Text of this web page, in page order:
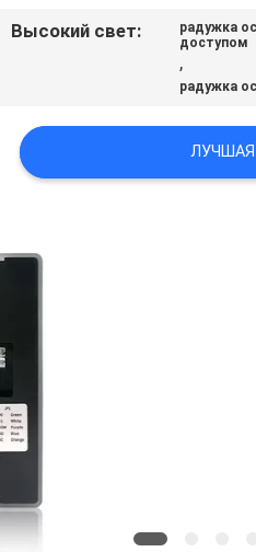
КАРТА
ПОЛИТИКА
УЕДИНЕНИЯ
Высокий свет:
радужка
доступом
,
радужка